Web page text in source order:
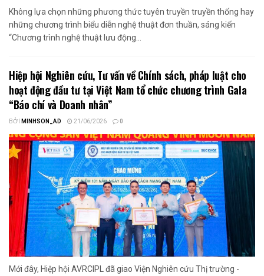
Không lựa chọn những phương thức tuyên truyền truyền thống hay
những chương trình biểu diễn nghệ thuật đơn thuần, sáng kiến
“Chương trình nghệ thuật lưu động...
Hiệp hội Nghiên cứu, Tư vấn về Chính sách, pháp luật cho
hoạt động đầu tư tại Việt Nam tổ chức chương trình Gala
“Báo chí và Doanh nhân”
BỞI MINHSON_AD 21/06/2026 0
Mới đây, Hiệp hội AVRCIPL đã giao Viện Nghiên cứu Thị trường -